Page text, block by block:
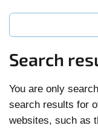
Search
You are only
search results for
websites, such as